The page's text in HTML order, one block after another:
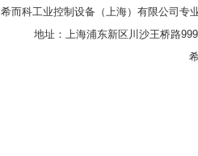
希而科工业控制设备（上海）有限公司专
地址：上海浦东新区川沙王桥路